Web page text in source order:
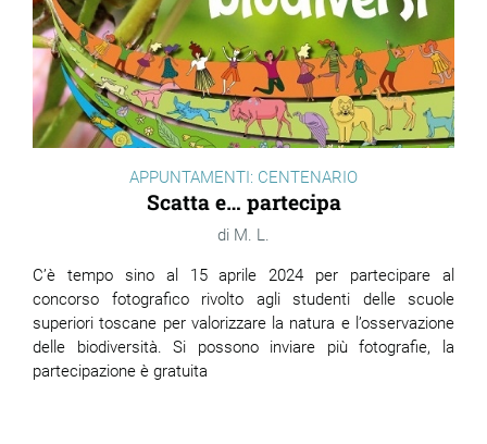
APPUNTAMENTI: CENTENARIO
Scatta e… partecipa
M. L.
C’è tempo sino al 15 aprile 2024 per partecipare al
concorso fotografico rivolto agli studenti delle scuole
superiori toscane per valorizzare la natura e l’osservazione
delle biodiversità. Si possono inviare più fotografie, la
partecipazione è gratuita